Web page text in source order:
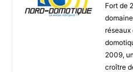
Fort de
2009,
croître